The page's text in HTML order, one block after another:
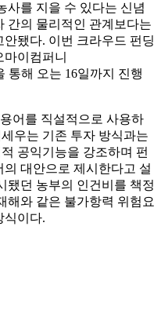
사를 지을 수 있다는 신념
간의 물리적인 관계보다는
됐다. 이번 크라우드 펀딩
이컴퍼니
통해 오는 16일까지 진행
어를 직설적으로 사용하
우는 기존 투자 방식과는
공익기능을 강조하며 펀
대안으로 제시한다고 설
됐던 농부의 인건비를 책정
해와 같은 불가항력 위험요
식이다.